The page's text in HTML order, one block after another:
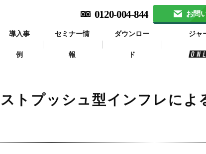
導入事
例
セミナー情
報
ダウンロー
ド
ジャ
0120-004-844 お問
トプッシュ型インフレによ